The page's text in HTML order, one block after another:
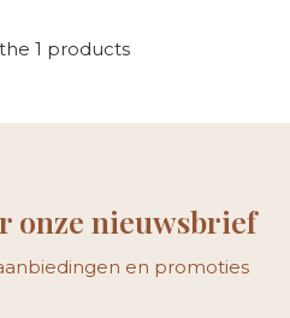
1 products
onze nieuwsbrief
en promoties